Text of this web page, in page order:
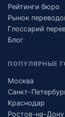
Рейтинги бюро
Рынок
Глоссарий
Блог
ПОПУЛЯРНЫЕ
Москва
Санкт-
Краснодар
Ростов-на-Дону